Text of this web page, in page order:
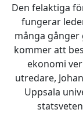
Den felaktiga
fungerar
många
kommer att
ekonomi
utredare,
Uppsala